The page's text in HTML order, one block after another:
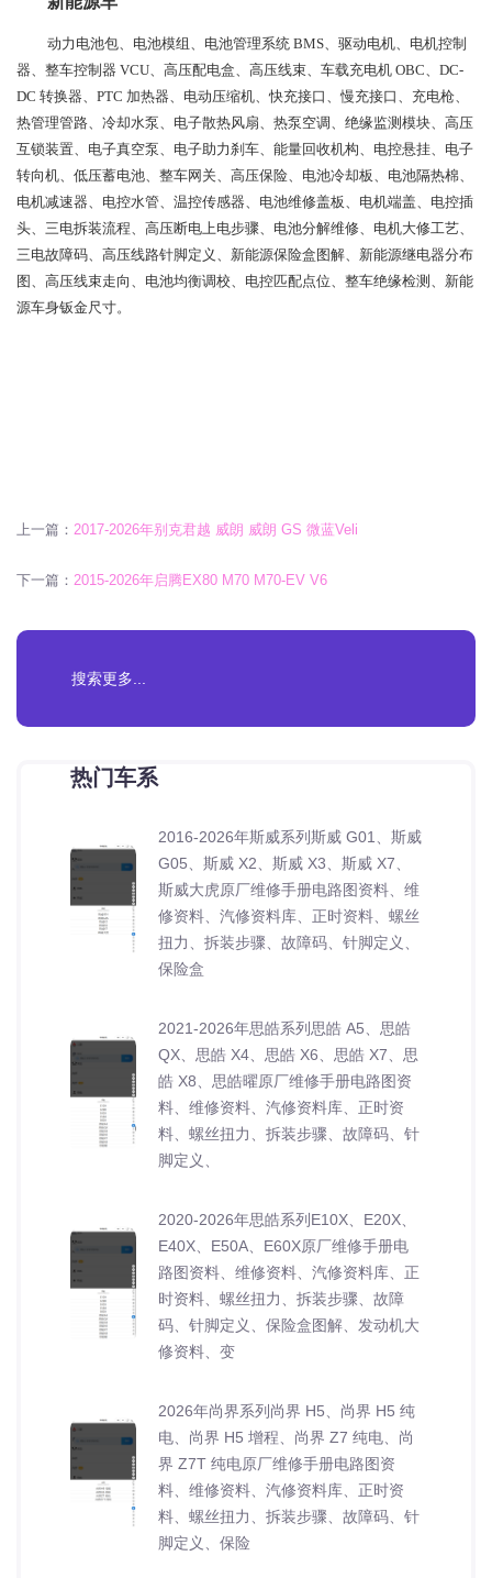
动力电池包、电池模组、电池管理系统 BMS、驱动电机、电机控制
器、整车控制器 VCU、高压配电盒、高压线束、车载充电机 OBC、DC-
DC 转换器、PTC 加热器、电动压缩机、快充接口、慢充接口、充电枪、
热管理管路、冷却水泵、电子散热风扇、热泵空调、绝缘监测模块、高压
互锁装置、电子真空泵、电子助力刹车、能量回收机构、电控悬挂、电子
转向机、低压蓄电池、整车网关、高压保险、电池冷却板、电池隔热棉、
电机减速器、电控水管、温控传感器、电池维修盖板、电机端盖、电控插
头、三电拆装流程、高压断电上电步骤、电池分解维修、电机大修工艺、
三电故障码、高压线路针脚定义、新能源保险盒图解、新能源继电器分布
图、高压线束走向、电池均衡调校、电控匹配点位、整车绝缘检测、新能
源车身钣金尺寸。
上一篇： 2017-2026年别克君越 威朗 威朗 GS 微蓝Veli
下一篇： 2015-2026年启腾EX80 M70 M70-EV V6
热门车系
2016-2026年斯威系列斯威 G01、斯威
G05、斯威 X2、斯威 X3、斯威 X7、
斯威大虎原厂维修手册电路图资料、维
修资料、汽修资料库、正时资料、螺丝
扭力、拆装步骤、故障码、针脚定义、
保险盒
2021-2026年思皓系列思皓 A5、思皓
QX、思皓 X4、思皓 X6、思皓 X7、思
皓 X8、思皓曜原厂维修手册电路图资
料、维修资料、汽修资料库、正时资
料、螺丝扭力、拆装步骤、故障码、针
脚定义、
2020-2026年思皓系列E10X、E20X、
E40X、E50A、E60X原厂维修手册电
路图资料、维修资料、汽修资料库、正
时资料、螺丝扭力、拆装步骤、故障
码、针脚定义、保险盒图解、发动机大
修资料、变
2026年尚界系列尚界 H5、尚界 H5 纯
电、尚界 H5 增程、尚界 Z7 纯电、尚
界 Z7T 纯电原厂维修手册电路图资
料、维修资料、汽修资料库、正时资
料、螺丝扭力、拆装步骤、故障码、针
脚定义、保险